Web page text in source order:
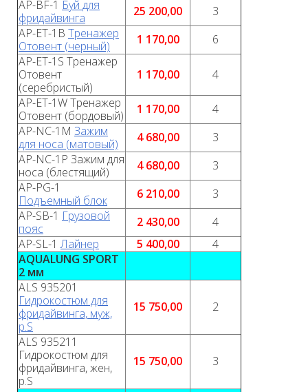
AP-BF-1 Буй для
фридайвинга
25 200,00
3
AP-ET-1B Тренажер
Отовент (черный)
1 170,00
6
AP-ET-1S Тренажер
Отовент
(серебристый)
1 170,00
4
AP-ET-1W Тренажер
Отовент (бордовый)
1 170,00
4
AP-NC-1M Зажим
для носа (матовый)
4 680,00
3
AP-NC-1P Зажим для
носа (блестящий)
4 680,00
3
AP-PG-1
Подъемный блок
6 210,00
3
AP-SB-1 Грузовой
пояс
2 430,00
4
AP-SL-1Лайнер 5 400,00
4
AQUALUNG SPORT
2 мм
ALS 935201
Гидрокостюм для
фридайвинга, муж,
р.S
15 750,00 2
ALS 935211
Гидрокостюм для
фридайвинга, жен,
р.S
15 750,00 3